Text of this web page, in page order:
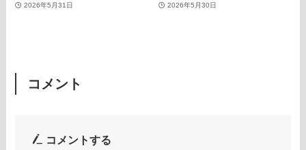
2026年5月31日 2026年5月30日
コメント
コメントする